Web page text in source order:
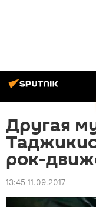
Другая
рок-
13:45 11.09.2017